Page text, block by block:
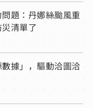
題：丹娜絲颱風重
清單了
據」，驅動洽圖洽